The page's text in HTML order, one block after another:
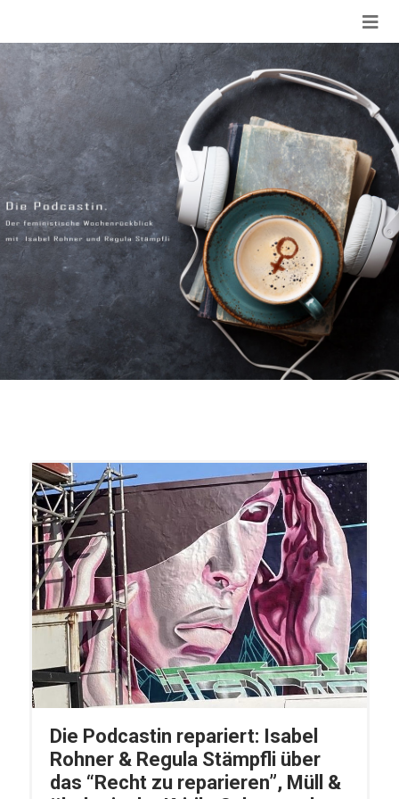
Die Podcastin repariert: Isabel
Rohner & Regula Stämpfli über
das “Recht zu reparieren”, Müll &